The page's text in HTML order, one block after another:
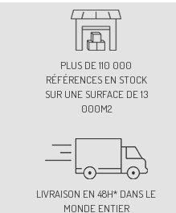
PLUS DE 110 000
RÉFÉRENCES EN STOCK
SUR UNE SURFACE DE 13
000M2
LIVRAISON EN 48H* DANS LE
MONDE ENTIER